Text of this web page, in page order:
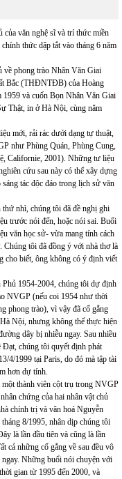
của văn nghệ sĩ và trí thức miền
thức dập tắt vào tháng 6 năm
về phong trào Nhân Văn Giai
Bắc (THĐNTĐB) của Hoàng
và cuốn Bọn Nhân Văn Giai
Thật, in ở Hà Nội, cùng năm
mới, rải rác dưới dạng tự thuật,
như Phùng Quán, Phùng Cung,
Californie, 2001). Những tư liệu
cứu sau này có thể xây dựng
tác độc đáo trong lịch sử văn
nhì, chúng tôi đã đề nghị ghi
trước nói đến, hoặc nói sai. Buổi
văn học sử- vừa mang tính cách
Chúng tôi đã đồng ý với nhà thơ là
cho biết, ông không có ý định viết
1954-2004, chúng tôi dự định
NVGP (nếu coi 1954 như thời
phong trào), vì vậy đã cố gắng
Nội, nhưng không thể thực hiện
dây bị nhiễu ngay. Sau nhiều
Đạt, chúng tôi quyết định phát
4/1999 tại Paris, do đó mà tập tài
hơn dự tính.
thành viên cột trụ trong NVGP
chứng của hai nhân vật chủ
chính trị và văn hoá Nguyễn
8/1995, nhân dịp chúng tôi
là lần đầu tiên và cũng là lần
cả những cố gắng về sau đều vô
Những buổi nói chuyện với
gian từ 1995 đến 2000, và